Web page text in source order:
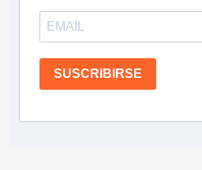
SUSCRIBIRSE